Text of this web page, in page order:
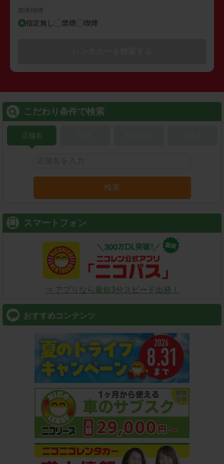
禁煙/喫煙
指定無し 禁煙 喫煙
こだわり条件で検索
店舗名
検索
スマートフォン
⇒ アプリなら最短3分スピード出発！
おすすめコンテンツ